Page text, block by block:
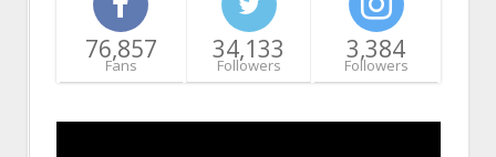
76,857
Fans
34,133
Followers
3,384
Followers